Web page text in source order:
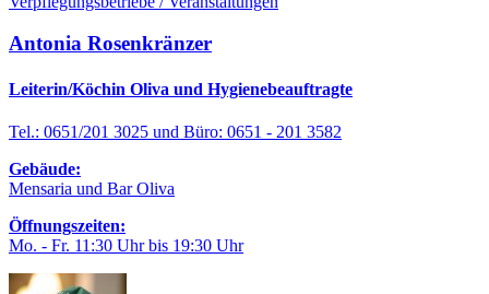
Antonia Rosenkränzer
Leiterin/Köchin Oliva und Hygienebeauftragte
Tel.: 0651/201 3025 und Büro: 0651 - 201 3582
Gebäude:
Mensaria und Bar Oliva
Öffnungszeiten:
Mo. - Fr. 11:30 Uhr bis 19:30 Uhr